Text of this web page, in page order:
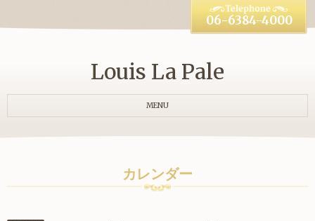
Louis La Pale
06-6384-4000
MENU
カレンダー